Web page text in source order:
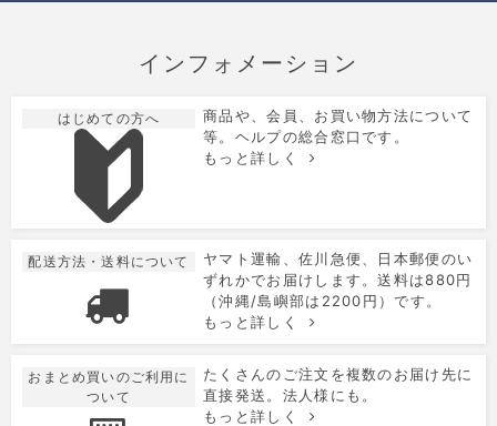
インフォメーション
はじめての方へ
商品や、会員、お買い物方法について
等。ヘルプの総合窓口です。
もっと詳しく
配送方法・送料について
ヤマト運輸、佐川急便、日本郵便のい
ずれかでお届けします。送料は880円
（沖縄/島嶼部は2200円）です。
もっと詳しく
おまとめ買いのご利用に
ついて
たくさんのご注文を複数のお届け先に
直接発送。法人様にも。
もっと詳しく